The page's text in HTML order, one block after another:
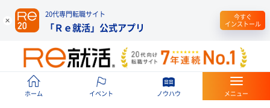
20代専門転職サイト
「Ｒｅ就活」公式アプリ
今すぐ
インストール
ホーム イベント ノウハウ メニュー